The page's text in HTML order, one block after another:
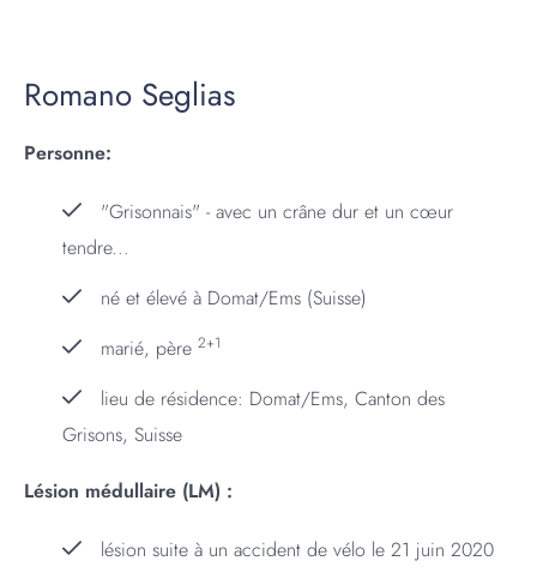
Romano Seglias
Personne:
"Grisonnais" - avec un crâne dur et un cœur
tendre...
né et élevé à Domat/Ems (Suisse)
marié, père 2+1
lieu de résidence: Domat/Ems, Canton des
Grisons, Suisse
Lésion médullaire (LM) :
lésion suite à un accident de vélo le 21 juin 2020